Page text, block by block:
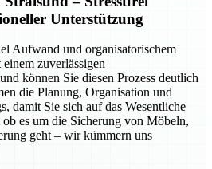
Unterstützung
Aufwand und organisatorischem
zuverlässigen
können Sie diesen Prozess deutlich
die Planung, Organisation und
damit Sie sich auf das Wesentliche
es um die Sicherung von Möbeln,
geht – wir kümmern uns